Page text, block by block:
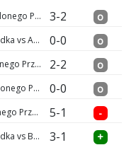
Argentyna vs Republika Zielonego Przylądka 3-2 o
Republika Zielonego Przylądka vs Arabia Saudyjska 0-0 o
Urugwaj vs Republika Zielonego Przylądka 2-2 o
Hiszpania vs Republika Zielonego Przylądka 0-0 o
Algieria vs Republika Zielonego Przylądka 5-1 -
Republika Zielonego Przylądka vs Burkina Faso 3-1 +